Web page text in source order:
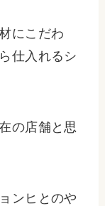
にこだわ
仕入れるシ
の店舗と思
ンヒとのや